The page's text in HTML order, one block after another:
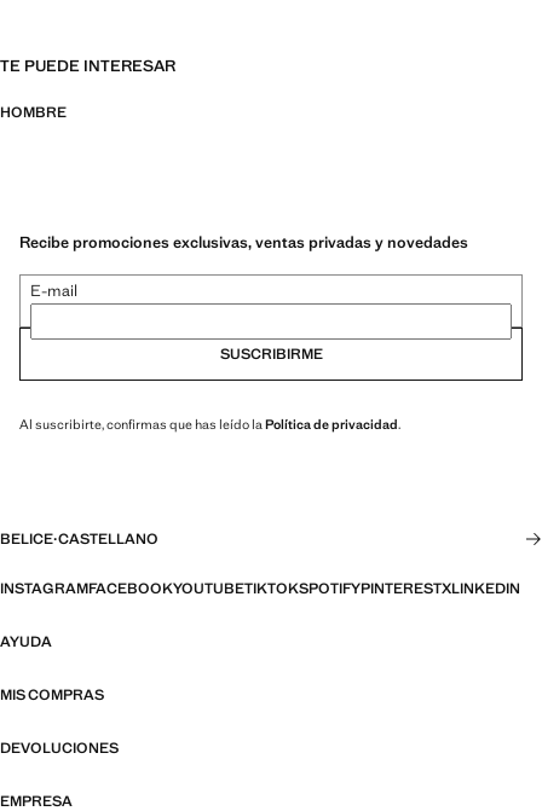
TE PUEDE INTERESAR
HOMBRE
Recibe promociones exclusivas, ventas privadas y novedades
E-mail
SUSCRIBIRME
Al suscribirte, confirmas que has leído laPolítica de privacidad.
BELICE·CASTELLANO
INSTAGRAMFACEBOOKYOUTUBETIKTOKSPOTIFYPINTERESTXLINKEDIN
AYUDA
MIS COMPRAS
DEVOLUCIONES
EMPRESA